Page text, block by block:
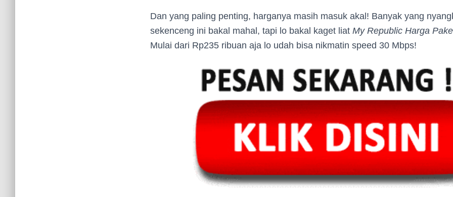
Dan yang paling penting, harganya masih masuk akal! Banyak yang
sekenceng ini bakal mahal, tapi lo bakal kaget liat My Republic Harga
Mulai dari Rp235 ribuan aja lo udah bisa nikmatin speed 30 Mbps!